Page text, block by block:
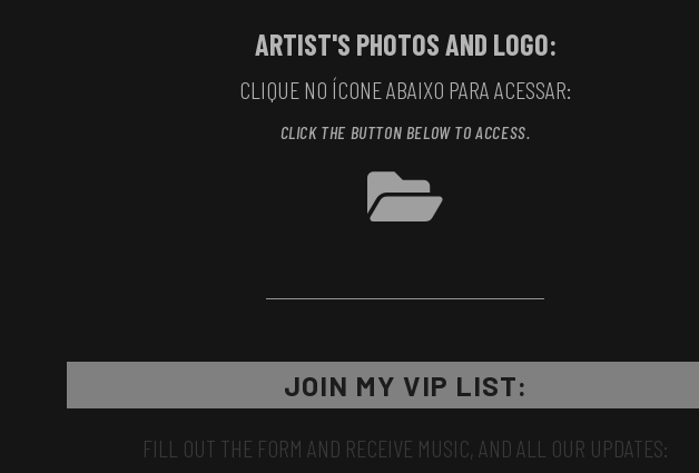
ARTIST'S PHOTOS AND LOGO:
CLIQUE NO ÍCONE ABAIXO PARA ACESSAR:
CLICK THE BUTTON BELOW TO ACCESS.
JOIN MY VIP LIST:
FILL OUT THE FORM AND RECEIVE MUSIC, AND ALL OUR UPDATES: